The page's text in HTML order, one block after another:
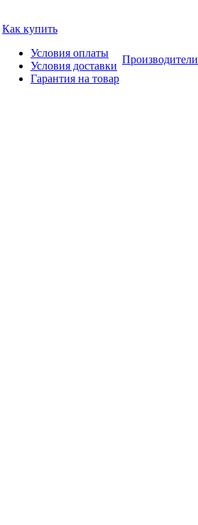
Как купить
Условия оплаты
Условия доставки
Гарантия на товар
Производители